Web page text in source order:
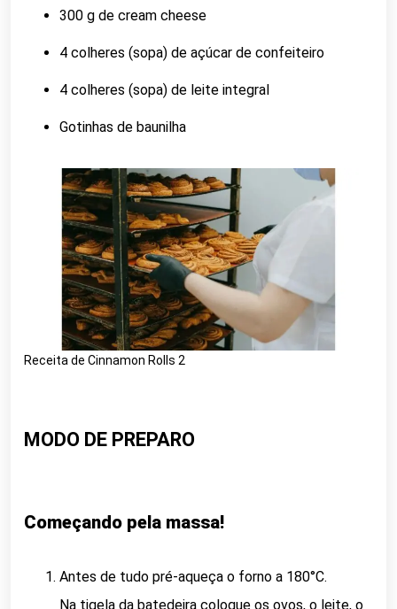
300 g de cream cheese
4 colheres (sopa) de açúcar de confeiteiro
4 colheres (sopa) de leite integral
Gotinhas de baunilha
Receita de Cinnamon Rolls 2
MODO DE PREPARO
Começando pela massa!
Antes de tudo pré-aqueça o forno a 180°C.
Na tigela da batedeira coloque os ovos, o leite, o